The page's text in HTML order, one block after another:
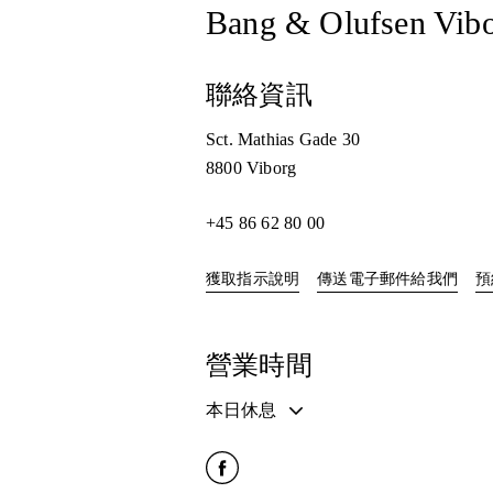
Bang & Olufsen
聯絡資訊
Sct. Mathias Gade 30
8800 Viborg
+45 86 62 80 00
獲取指示說明 Link Opens in New Tab
傳送電子郵件給我們
營業時間
本日休息
Click to open Facebook
Link Opens in New Tab